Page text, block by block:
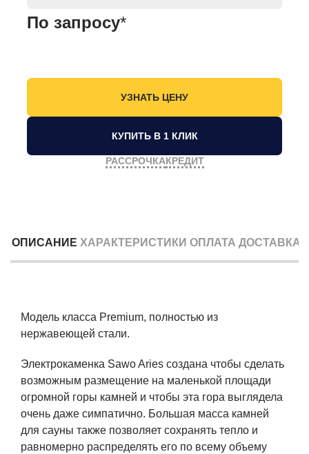
По запросу*
КУПИТЬ В 1 КЛИК
РАССРОЧКАКРЕДИТ
ОПИСАНИЕ ХАРАКТЕРИСТИКИ ОПЛАТА ДОСТАВКА
Модель класса Premium, полностью из
нержавеющей стали.
Электрокаменка Sawo Aries создана чтобы сделать
возможным размещение на маленькой площади
огромной горы камней и чтобы эта гора выглядела
очень даже симпатично. Большая масса камней
для сауны также позволяет сохранять тепло и
равномерно распределять его по всему объему